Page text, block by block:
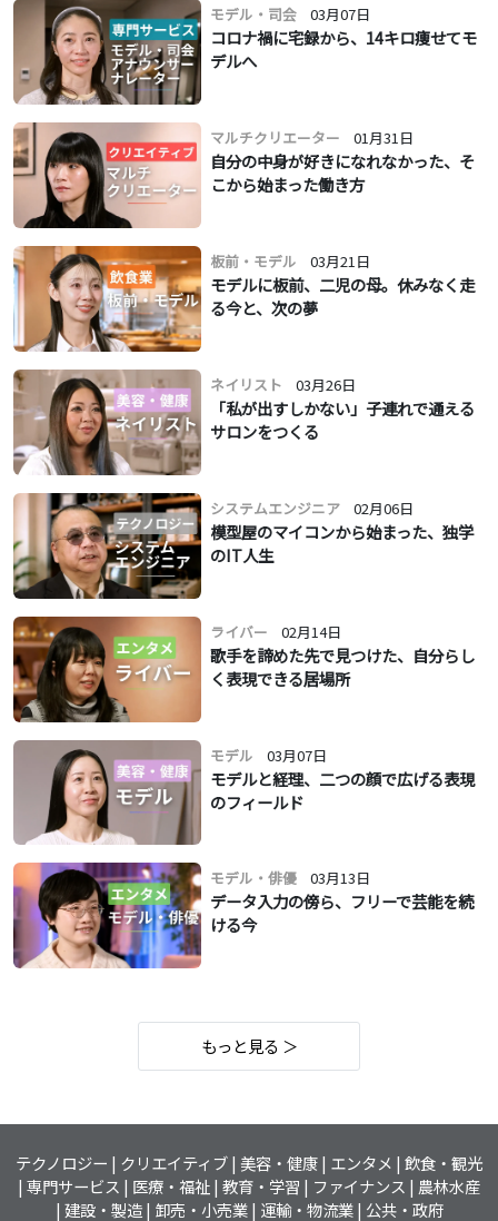
モデル・司会 03月07日
コロナ禍に宅録から、14キロ痩せてモ
デルへ
マルチクリエーター 01月31日
自分の中身が好きになれなかった、そ
こから始まった働き方
板前・モデル 03月21日
モデルに板前、二児の母。休みなく走
る今と、次の夢
ネイリスト 03月26日
「私が出すしかない」子連れで通える
サロンをつくる
システムエンジニア 02月06日
模型屋のマイコンから始まった、独学
のIT人生
ライバー 02月14日
歌手を諦めた先で見つけた、自分らし
く表現できる居場所
モデル 03月07日
モデルと経理、二つの顔で広げる表現
のフィールド
モデル・俳優 03月13日
データ入力の傍ら、フリーで芸能を続
ける今
もっと見る ＞
テクノロジー クリエイティブ 美容・健康 エンタメ 飲食・観光
専門サービス
医療・福祉 教育・学習 ファイナンス
農林水産
建設・製造 卸売・小売業 運輸・物流業 公共・政府